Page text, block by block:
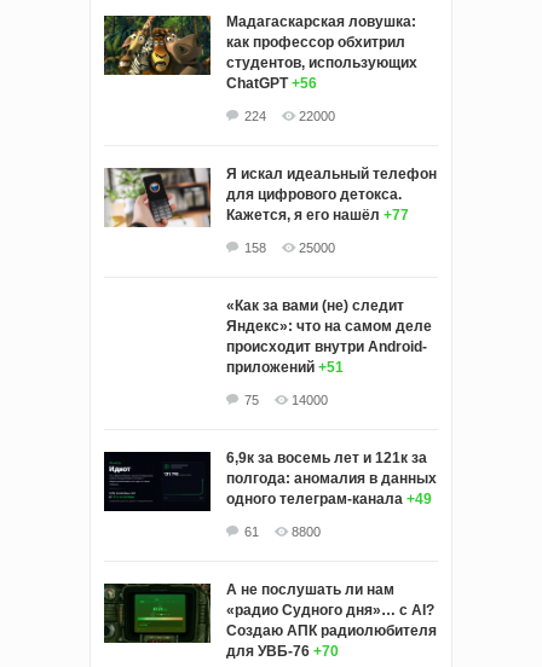
Мадагаскарская ловушка:
как профессор обхитрил
студентов, использующих
ChatGPT +56
224 22000
Я искал идеальный телефон
для цифрового детокса.
Кажется, я его нашёл +77
158 25000
«Как за вами (не) следит
Яндекс»: что на самом деле
происходит внутри Android-
приложений +51
75 14000
6,9к за восемь лет и 121к за
полгода: аномалия в данных
одного телеграм-канала +49
61 8800
А не послушать ли нам
«радио Судного дня»… с AI?
Создаю АПК радиолюбителя
для УВБ-76 +70